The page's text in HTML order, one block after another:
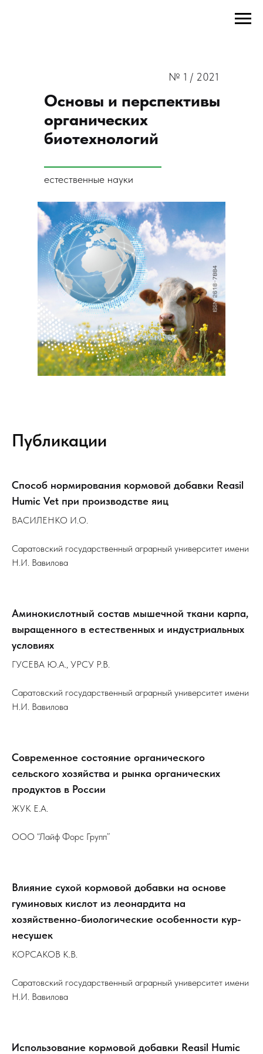
№ 1 / 2021
Основы и перспективы
органических
биотехнологий
естественные науки
Публикации
Способ нормирования кормовой добавки Reasil
Humic Vet при производстве яиц
ВАСИЛЕНКО И.О.
Саратовский государственный аграрный университет имени
Н.И. Вавилова
Аминокислотный состав мышечной ткани карпа,
выращенного в естественных и индустриальных
условиях
ГУСЕВА Ю.А., УРСУ Р.В.
Саратовский государственный аграрный университет имени
Н.И. Вавилова
Современное состояние органического
сельского хозяйства и рынка органических
продуктов в России
ЖУК Е.А.
ООО “Лайф Форс Групп”
Влияние сухой кормовой добавки на основе
гуминовых кислот из леонардита на
хозяйственно-биологические особенности кур-
несушек
КОРСАКОВ К.В.
Саратовский государственный аграрный университет имени
Н.И. Вавилова
Использование кормовой добавки Reasil Humic